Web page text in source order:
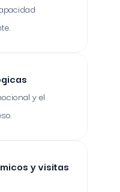
y el
y visitas